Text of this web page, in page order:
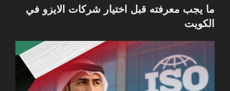
في
ما يجب معرفته قبل اختيار شركات الايزو في
الكويت